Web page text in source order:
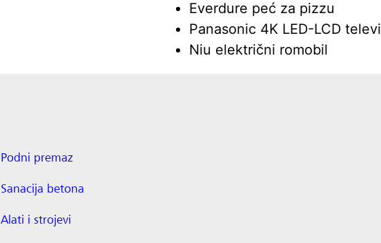
Everdure peć za pizzu
Panasonic 4K LED-LCD
Niu električni romobil
Podni premaz
Sanacija betona
Alati i strojevi